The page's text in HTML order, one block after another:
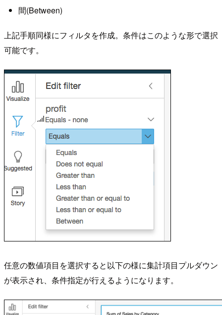
間(Between)
上記手順同様にフィルタを作成。条件はこのような形で選択
可能です。
任意の数値項目を選択すると以下の様に集計項目プルダウン
が表示され、条件指定が行えるようになります。